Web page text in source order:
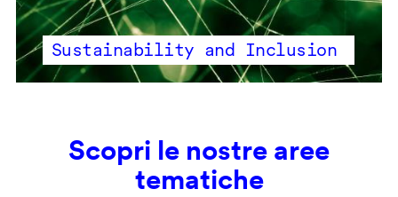
Sustainability and Inclusion
Scopri le nostre aree
tematiche